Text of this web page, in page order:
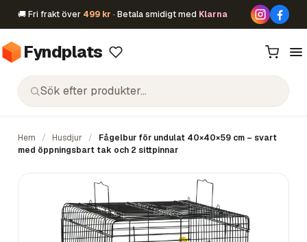
🚚 Fri frakt över 499 kr · Betala smidigt med Klarna
Fyndplats
Hem / Husdjur /
Fågelbur för undulat 40×40×59 cm – svart
med öppningsbart tak och 2 sittpinnar